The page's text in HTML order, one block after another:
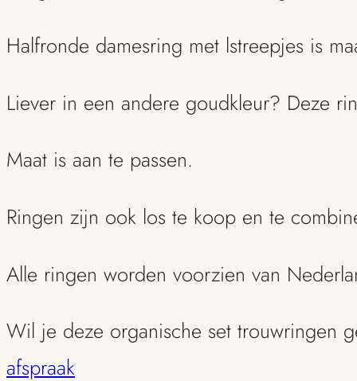
Halfronde damesring met lstreepjes is
Liever in een andere goudkleur? Deze
Maat is aan te passen.
Ringen zijn ook los te koop en te
Alle ringen worden voorzien van
Wil je deze organische set trouwringen
afspraak